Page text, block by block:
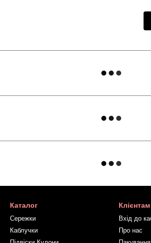
Каталог
Сережки
Каблучки
Клієнтам
Вхід до
Про нас